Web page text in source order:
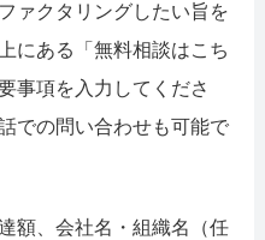
ァクタリングしたい旨を
にある「無料相談はこち
事項を入力してくださ
での問い合わせも可能で
額、会社名・組織名（任